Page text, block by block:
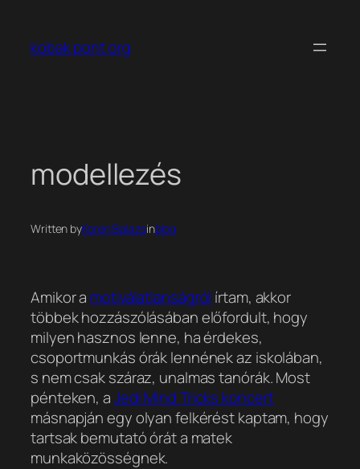
tartalomhoz
kobak pont org
modellezés
Written byKoren Balazsinblog
Amikor a motiválatlanságról írtam, akkor
többek hozzászólásában előfordult, hogy
milyen hasznos lenne, ha érdekes,
csoportmunkás órák lennének az iskolában,
s nem csak száraz, unalmas tanórák. Most
pénteken, aJedi Mind Tricks koncert
másnapján egy olyan felkérést kaptam, hogy
tartsak bemutató órát a matek
munkaközösségnek.